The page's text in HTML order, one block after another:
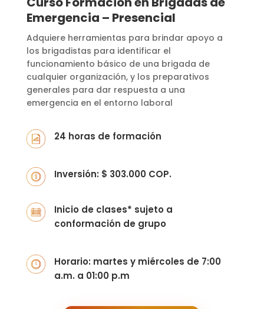
Emergencia – Presencial
Adquiere herramientas para brindar apoyo a
los brigadistas para identificar el
funcionamiento básico de una brigada de
cualquier organización, y los preparativos
generales para dar respuesta a una
emergencia en el entorno laboral
24 horas de formación
Inversión: $ 303.000 COP.
Inicio de clases* sujeto a
conformación de grupo
Horario: martes y miércoles de 7:00
a.m. a 01:00 p.m